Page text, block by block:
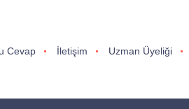
Cevap İletişim Uzman Üyeliği